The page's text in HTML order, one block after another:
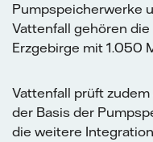
Pumpspeicherwerke
Vattenfall gehören
Erzgebirge mit 1.050
Vattenfall prüft
der Basis der
die weitere